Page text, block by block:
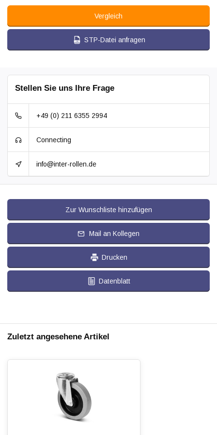
Vergleich
STP-Datei anfragen
Stellen Sie uns Ihre Frage
+49 (0) 211 6355 2994
Connecting
info@inter-rollen.de
Zur Wunschliste hinzufügen
Mail an Kollegen
Drucken
Datenblatt
Zuletzt angesehene Artikel